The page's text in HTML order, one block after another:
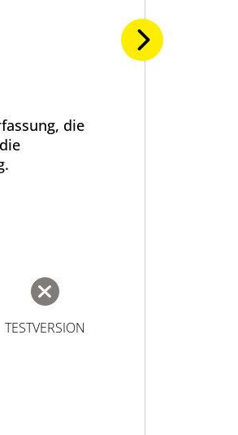
die
TESTVERSION